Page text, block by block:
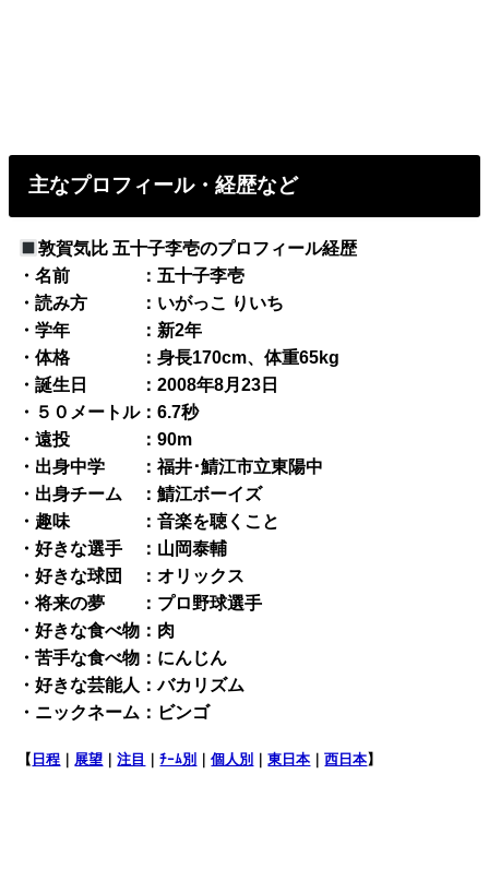
主なプロフィール・経歴など
敦賀気比 五十子李壱のプロフィール経歴
・名前 ：五十子李壱
・読み方 ：いがっこ りいち
・学年 ：新2年
・体格 ：身長170cm、体重65kg
・誕生日 ：2008年8月23日
・５０メートル：6.7秒
・遠投 ：90m
・出身中学 ：福井･鯖江市立東陽中
・出身チーム ：鯖江ボーイズ
・趣味 ：音楽を聴くこと
・好きな選手 ：山岡泰輔
・好きな球団 ：オリックス
・将来の夢 ：プロ野球選手
・好きな食べ物：肉
・苦手な食べ物：にんじん
・好きな芸能人：バカリズム
・ニックネーム：ビンゴ
【 日程 ｜ 展望 ｜注目 ｜ﾁｰﾑ別 ｜個人別 ｜東日本 ｜西日本】